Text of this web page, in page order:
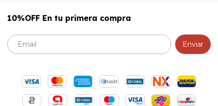
10%OFF En tu primera compra